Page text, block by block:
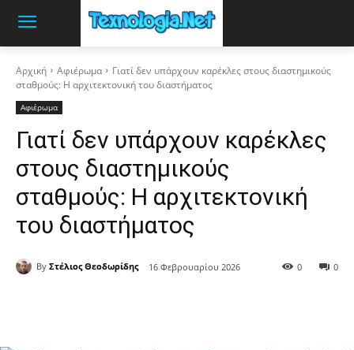
Αρχική Αφιέρωμα
Γιατί δεν υπάρχουν καρέκλες στους διαστημικούς
σταθμούς: Η αρχιτεκτονική του διαστήματος
Αφιέρωμα
Γιατί δεν υπάρχουν καρέκλες
στους διαστημικούς
σταθμούς: Η αρχιτεκτονική
του διαστήματος
By Στέλιος Θεοδωρίδης 16 Φεβρουαρίου 2026 0
0